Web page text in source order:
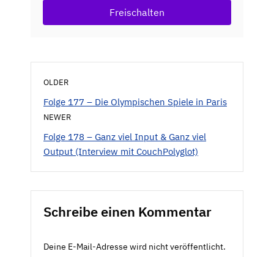
Freischalten
OLDER
Folge 177 – Die Olympischen Spiele in Paris
NEWER
Folge 178 – Ganz viel Input & Ganz viel
Output (Interview mit ‪CouchPolyglot‬)
Schreibe einen Kommentar
Deine E-Mail-Adresse wird nicht veröffentlicht.